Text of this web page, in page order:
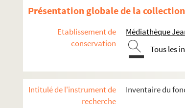
Présentation globale de la collection
Etablissement de
conservation
Médiathèque
Tous les
Intitulé de l'instrument de
recherche
Inventaire du
M-BRO-B-44-9. Compte-rendu des
M-BRO-B-44-11. Rapport sur le
M-BRO-B-44-12. Rapport sur le
M-BRO-B-44-14. Conseil
M-BRO-B-44-15. Conseil